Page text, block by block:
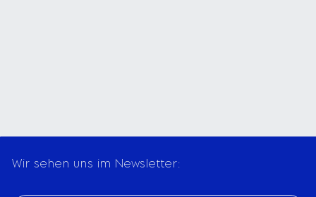
Wir sehen uns im Newsletter: